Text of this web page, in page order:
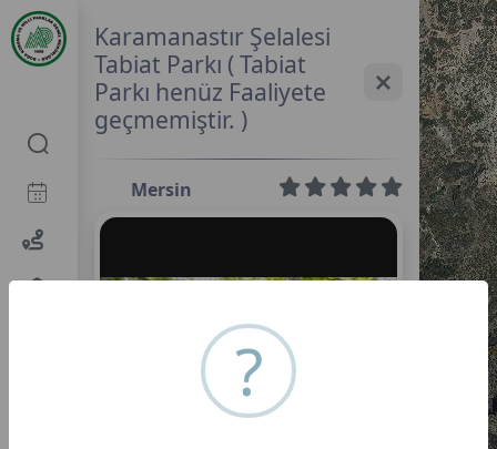
Karamanastır Şelalesi
Tabiat Parkı ( Tabiat
Parkı henüz Faaliyete
geçmemiştir. )
Mersin
?